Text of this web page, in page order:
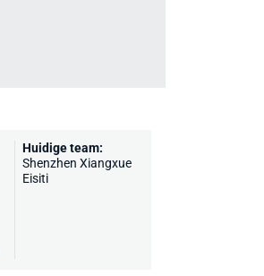
Huidige team:
Shenzhen Xiangxue
Eisiti